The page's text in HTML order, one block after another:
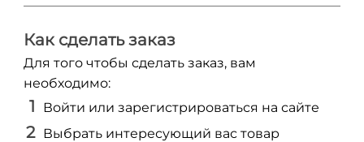
Как сделать заказ
Для того чтобы сделать заказ, вам
необходимо:
Войти или зарегистрироваться на сайте
Выбрать интересующий вас товар